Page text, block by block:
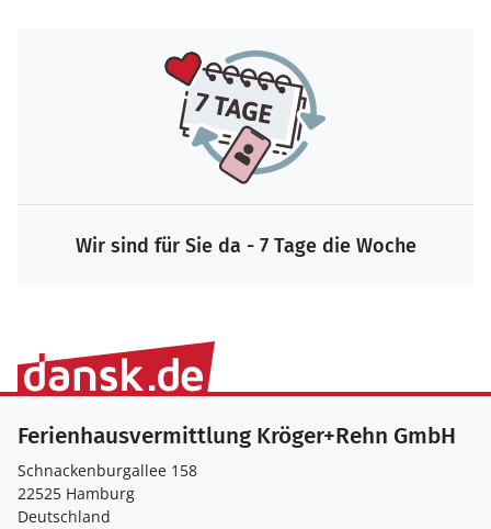
Wir sind für Sie da - 7 Tage die Woche
Ferienhausvermittlung Kröger+Rehn GmbH
Schnackenburgallee 158
22525 Hamburg
Deutschland